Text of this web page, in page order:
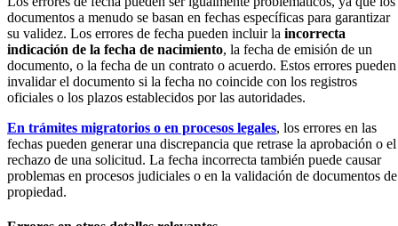
documentos a menudo se basan en fechas específicas para garantizar
su validez. Los errores de fecha pueden incluir la incorrecta
indicación de la fecha de nacimiento, la fecha de emisión de un
documento, o la fecha de un contrato o acuerdo. Estos errores pueden
invalidar el documento si la fecha no coincide con los registros
oficiales o los plazos establecidos por las autoridades.
En trámites migratorios o en procesos legales, los errores en las
fechas pueden generar una discrepancia que retrase la aprobación o el
rechazo de una solicitud. La fecha incorrecta también puede causar
problemas en procesos judiciales o en la validación de documentos de
propiedad.